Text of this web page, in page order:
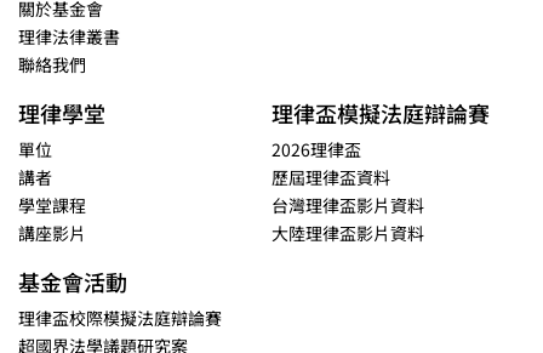
關於基金會
理律法律叢書
聯絡我們
理律學堂
單位
講者
學堂課程
講座影片
理律盃模擬法庭辯論賽
2026理律盃
歷屆理律盃資料
台灣理律盃影片資料
大陸理律盃影片資料
基金會活動
理律盃校際模擬法庭辯論賽
超國界法學議題研究案